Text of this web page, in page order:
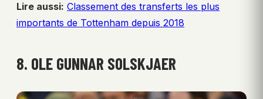
Lire aussi: Classement des transferts les plus
importants de Tottenham depuis 2018
8. OLE GUNNAR SOLSKJAER